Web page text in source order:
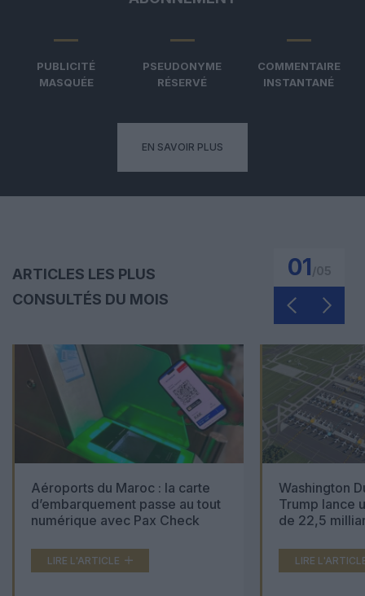
PUBLICITÉ
MASQUÉE
PSEUDONYME
RÉSERVÉ
COMMENTAIRE
INSTANTANÉ
EN SAVOIR PLUS
ARTICLES LES PLUS
CONSULTÉS DU MOIS
01
Aéroports du Maroc : la carte
d’embarquement passe au tout
numérique avec Pax Check
LIRE L'ARTICLE
Washington
Trump lance
de 22,5
LIRE